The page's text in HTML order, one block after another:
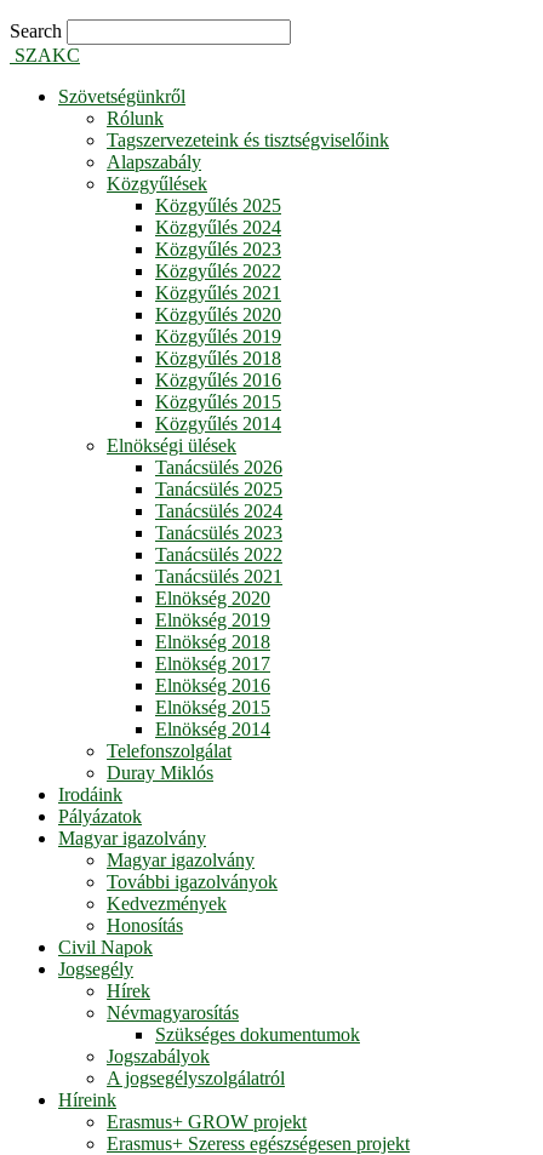
Search
SZAKC
Szövetségünkről
Rólunk
Tagszervezeteink és tisztségviselőink
Alapszabály
Közgyűlések
Közgyűlés 2025
Közgyűlés 2024
Közgyűlés 2023
Közgyűlés 2022
Közgyűlés 2021
Közgyűlés 2020
Közgyűlés 2019
Közgyűlés 2018
Közgyűlés 2016
Közgyűlés 2015
Közgyűlés 2014
Elnökségi ülések
Tanácsülés 2026
Tanácsülés 2025
Tanácsülés 2024
Tanácsülés 2023
Tanácsülés 2022
Tanácsülés 2021
Elnökség 2020
Elnökség 2019
Elnökség 2018
Elnökség 2017
Elnökség 2016
Elnökség 2015
Elnökség 2014
Telefonszolgálat
Duray Miklós
Irodáink
Pályázatok
Magyar igazolvány
Magyar igazolvány
További igazolványok
Kedvezmények
Honosítás
Civil Napok
Jogsegély
Hírek
Névmagyarosítás
Szükséges dokumentumok
Jogszabályok
A jogsegélyszolgálatról
Híreink
Erasmus+ GROW projekt
Erasmus+ Szeress egészségesen projekt